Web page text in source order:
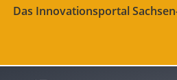
Das Innovationsportal